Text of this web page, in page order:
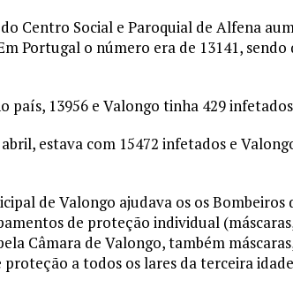
Centro Social e Paroquial de Alfena
Portugal o número era de 13141, sendo
país, 13956 e Valongo tinha 429
estava com 15472 infetados e
de Valongo ajudava os os Bombeiros
de proteção individual
Câmara de Valongo, também
a todos os lares da terceira